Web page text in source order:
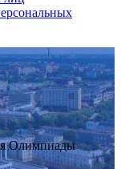
Олимпиады